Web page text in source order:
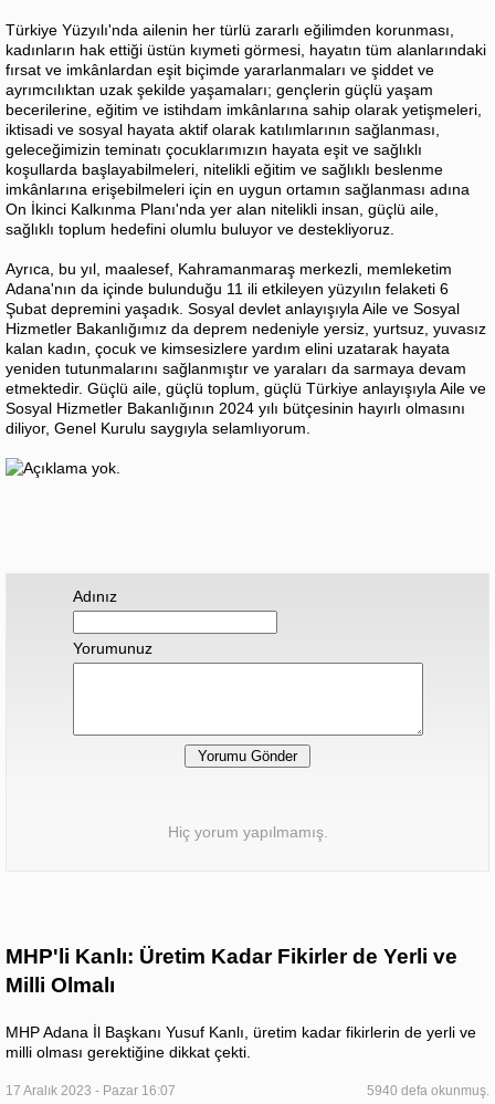
Türkiye Yüzyılı'nda ailenin her türlü zararlı eğilimden korunması,
kadınların hak ettiği üstün kıymeti görmesi, hayatın tüm alanlarındaki
fırsat ve imkânlardan eşit biçimde yararlanmaları ve şiddet ve
ayrımcılıktan uzak şekilde yaşamaları; gençlerin güçlü yaşam
becerilerine, eğitim ve istihdam imkânlarına sahip olarak yetişmeleri,
iktisadi ve sosyal hayata aktif olarak katılımlarının sağlanması,
geleceğimizin teminatı çocuklarımızın hayata eşit ve sağlıklı
koşullarda başlayabilmeleri, nitelikli eğitim ve sağlıklı beslenme
imkânlarına erişebilmeleri için en uygun ortamın sağlanması adına
On İkinci Kalkınma Planı'nda yer alan nitelikli insan, güçlü aile,
sağlıklı toplum hedefini olumlu buluyor ve destekliyoruz.
Ayrıca, bu yıl, maalesef, Kahramanmaraş merkezli, memleketim
Adana'nın da içinde bulunduğu 11 ili etkileyen yüzyılın felaketi 6
Şubat depremini yaşadık. Sosyal devlet anlayışıyla Aile ve Sosyal
Hizmetler Bakanlığımız da deprem nedeniyle yersiz, yurtsuz, yuvasız
kalan kadın, çocuk ve kimsesizlere yardım elini uzatarak hayata
yeniden tutunmalarını sağlanmıştır ve yaraları da sarmaya devam
etmektedir. Güçlü aile, güçlü toplum, güçlü Türkiye anlayışıyla Aile ve
Sosyal Hizmetler Bakanlığının 2024 yılı bütçesinin hayırlı olmasını
diliyor, Genel Kurulu saygıyla selamlıyorum.
Adınız
Yorumunuz
Hiç yorum yapılmamış.
MHP'li Kanlı: Üretim Kadar Fikirler de Yerli ve
Milli Olmalı
MHP Adana İl Başkanı Yusuf Kanlı, üretim kadar fikirlerin de yerli ve
milli olması gerektiğine dikkat çekti.
17 Aralık 2023 - Pazar 16:07 5940 defa okunmuş.